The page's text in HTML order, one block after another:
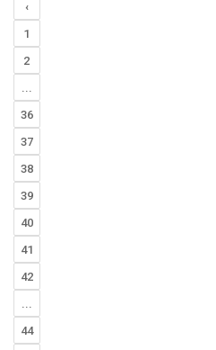
‹
1
2
...
36
37
38
39
40
41
42
...
44